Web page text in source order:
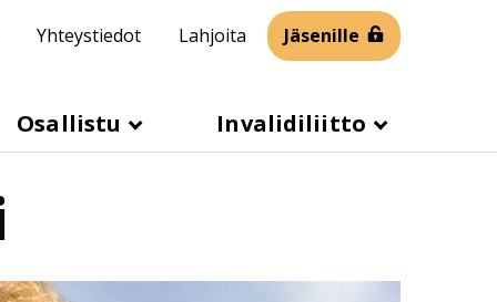
Yhteystiedot Lahjoita Jäsenille
Osallistu Invalidiliitto